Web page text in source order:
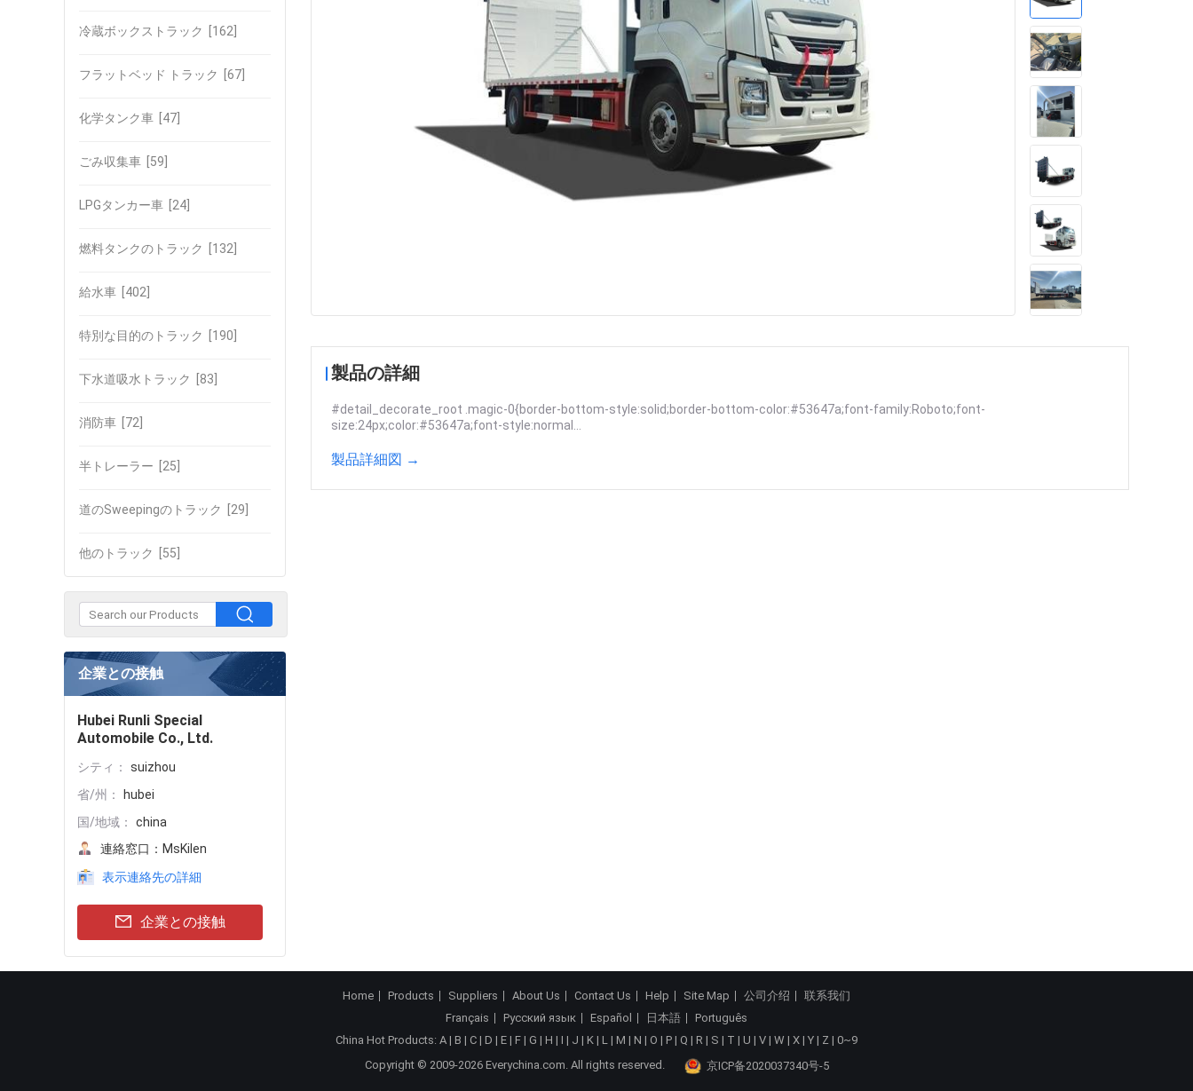
冷蔵ボックストラック [162]
フラットベッド トラック [67]
化学タンク車 [47]
ごみ収集車 [59]
LPGタンカー車 [24]
燃料タンクのトラック [132]
給水車 [402]
特別な目的のトラック [190]
下水道吸水トラック [83]
消防車 [72]
半トレーラー [25]
道のSweepingのトラック [29]
他のトラック [55]
企業との接触
Hubei Runli Special
Automobile Co., Ltd.
シティ：
suizhou
省/州：
hubei
国/地域：
china
連絡窓口： MsKilen
表示連絡先の詳細
企業との接触
製品の詳細
#detail_decorate_root .magic-0{border-bottom-style:solid;border-bottom-color:#53647a;font-family:Roboto;font-
size:24px;color:#53647a;font-style:normal...
製品詳細図 →
Home Products Suppliers About Us Contact Us Help Site Map 公司介绍
联系我们
Français
Русский язык Español 日本語
Português
China Hot Products: A | B | C | D | E | F | G | H | I | J | K | L | M | N | O | P | Q | R | S | T | U | V | W | X | Y | Z | 0~9
Copyright © 2009-2026 Everychina.com. All rights reserved.
京ICP备2020037340号-5